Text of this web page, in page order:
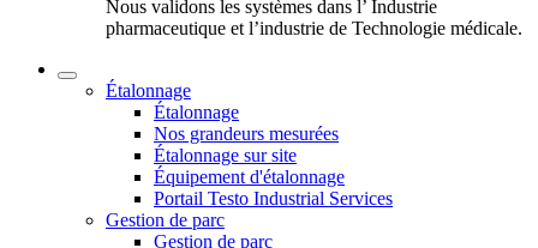
Nous validons les systèmes dans l’ Industrie
pharmaceutique et l’industrie de Technologie médicale.
Étalonnage
Étalonnage
Nos grandeurs mesurées
Étalonnage sur site
Équipement d'étalonnage
Portail Testo Industrial Services
Gestion de parc
Gestion de parc